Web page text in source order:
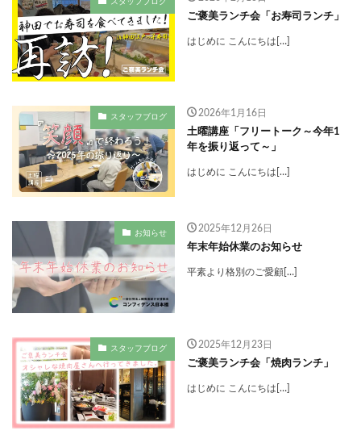
スタッフブログ
ご褒美ランチ会「お寿司ランチ」
はじめに こんにちは[…]
スタッフブログ 2026年1月16日
土曜講座「フリートーク～今年1
年を振り返って～」
はじめに こんにちは[…]
お知らせ 2025年12月26日
年末年始休業のお知らせ
平素より格別のご愛顧[…]
スタッフブログ 2025年12月23日
ご褒美ランチ会「焼肉ランチ」
はじめに こんにちは[…]